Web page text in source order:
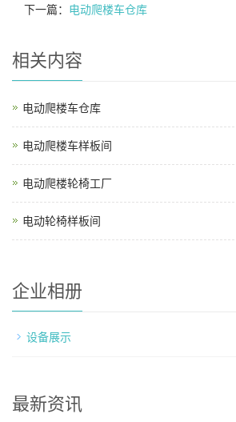
下一篇： 电动爬楼车仓库
相关内容
电动爬楼车仓库
电动爬楼车样板间
电动爬楼轮椅工厂
电动轮椅样板间
企业相册
设备展示
最新资讯